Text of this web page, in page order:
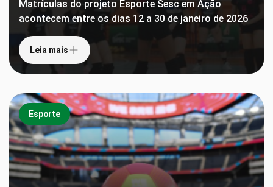
Matrículas do projeto Esporte Sesc em Ação
acontecem entre os dias 12 a 30 de janeiro de 2026
Leia mais
Esporte